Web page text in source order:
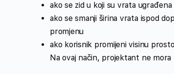
ako se zid u koji su vrata
ako se smanji širina vrata ispod
promjenu
ako korisnik promijeni visinu
Na ovaj način, projektant ne mora